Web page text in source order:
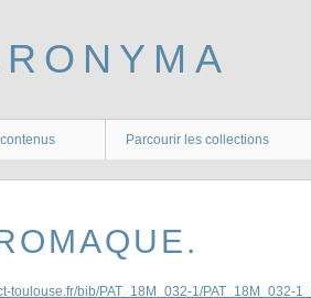
Parcourir les collections